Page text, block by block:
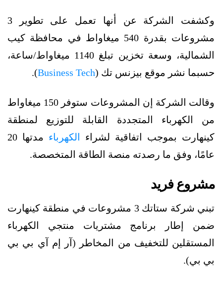
وكشفت الشركة عن أنها تعمل على تطوير 3
مشروعات بقدرة 540 ميغاواط في محافظة كيب
الشمالية، وسعة تخزين تبلغ 1140 ميغاواط/ساعة،
حسبما نشر موقع بيزنس تك (Business Tech
).
وقالت الشركة إن المشروعات ستوفر 150 ميغاواط
من الكهرباء المتجددة القابلة للتوزيع لمنطقة
كينهارت بموجب اتفاقية لشراء الكهرباء
مدتها 20
عامًا، وفق ما رصدته منصة الطاقة المتخصصة.
مشروع فريد
تبني شركة ستاتك 3 مشروعات في منطقة كينهارت
ضمن إطار برنامج مشتريات منتجي الكهرباء
المستقلين للتخفيف من المخاطر (آر إم آي بي بي
بي بي).